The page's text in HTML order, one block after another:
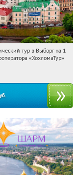
Купили:5
тур в Выборг на 1
«ХохломаТур»